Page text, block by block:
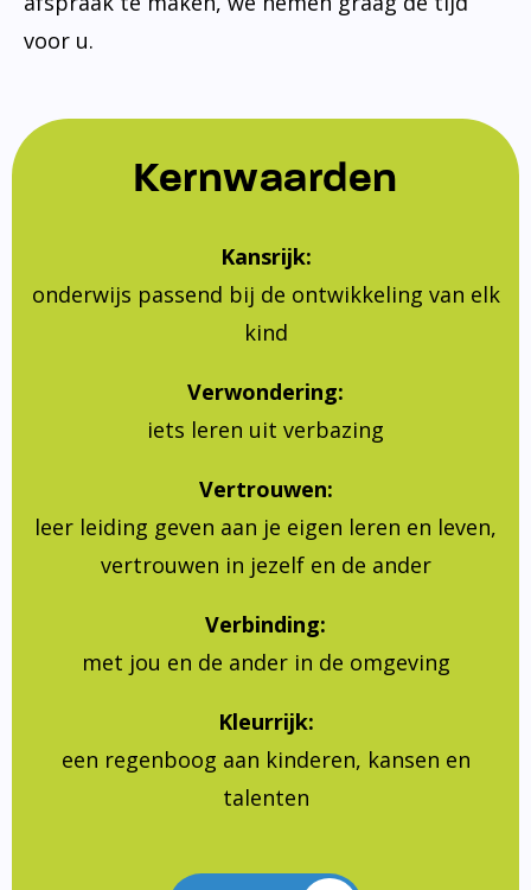
voor u.
Kernwaarden
Kansrijk:
onderwijs passend bij de ontwikkeling van elk
kind
Verwondering:
iets leren uit verbazing
Vertrouwen:
leer leiding geven aan je eigen leren en leven,
vertrouwen in jezelf en de ander
Verbinding:
met jou en de ander in de omgeving
Kleurrijk:
een regenboog aan kinderen, kansen en
talenten